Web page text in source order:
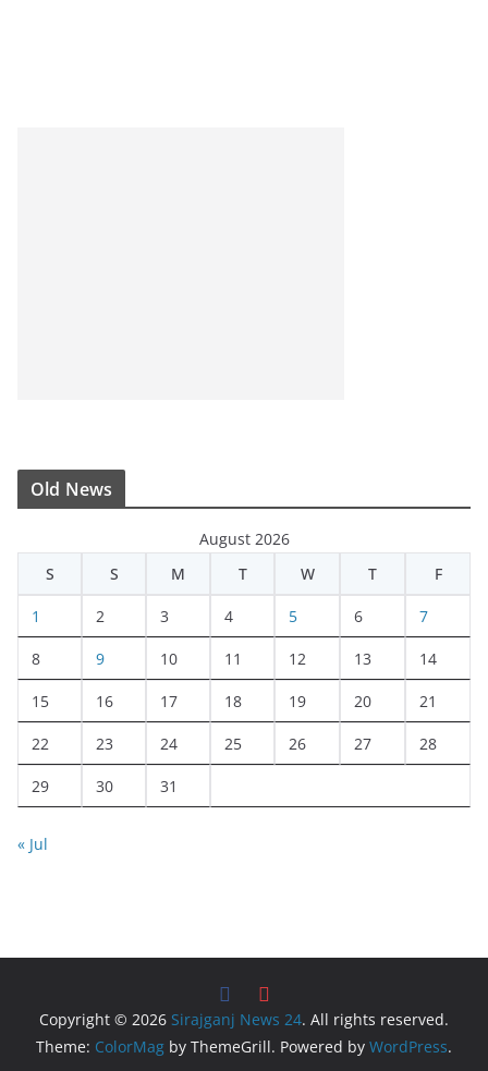
Old News
August 2026
S
S M T W T F
1 2 3 4 5 6 7
8 9 10 11 12 13 14
15 16 17 18 19 20 21
22 23 24 25 26 27 28
29 30 31
« Jul
Copyright © 2026 Sirajganj News 24. All rights reserved.
Theme: ColorMag by ThemeGrill. Powered by WordPress.